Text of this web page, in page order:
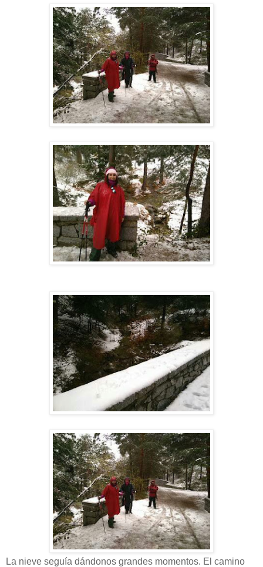
La nieve seguía dándonos grandes momentos. El camino